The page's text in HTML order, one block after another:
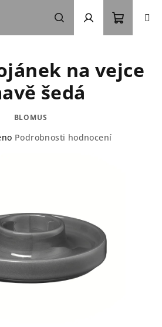
Hledat Přihlášení
košík
na vejce
šedá
BLOMUS
Podrobnosti hodnocení